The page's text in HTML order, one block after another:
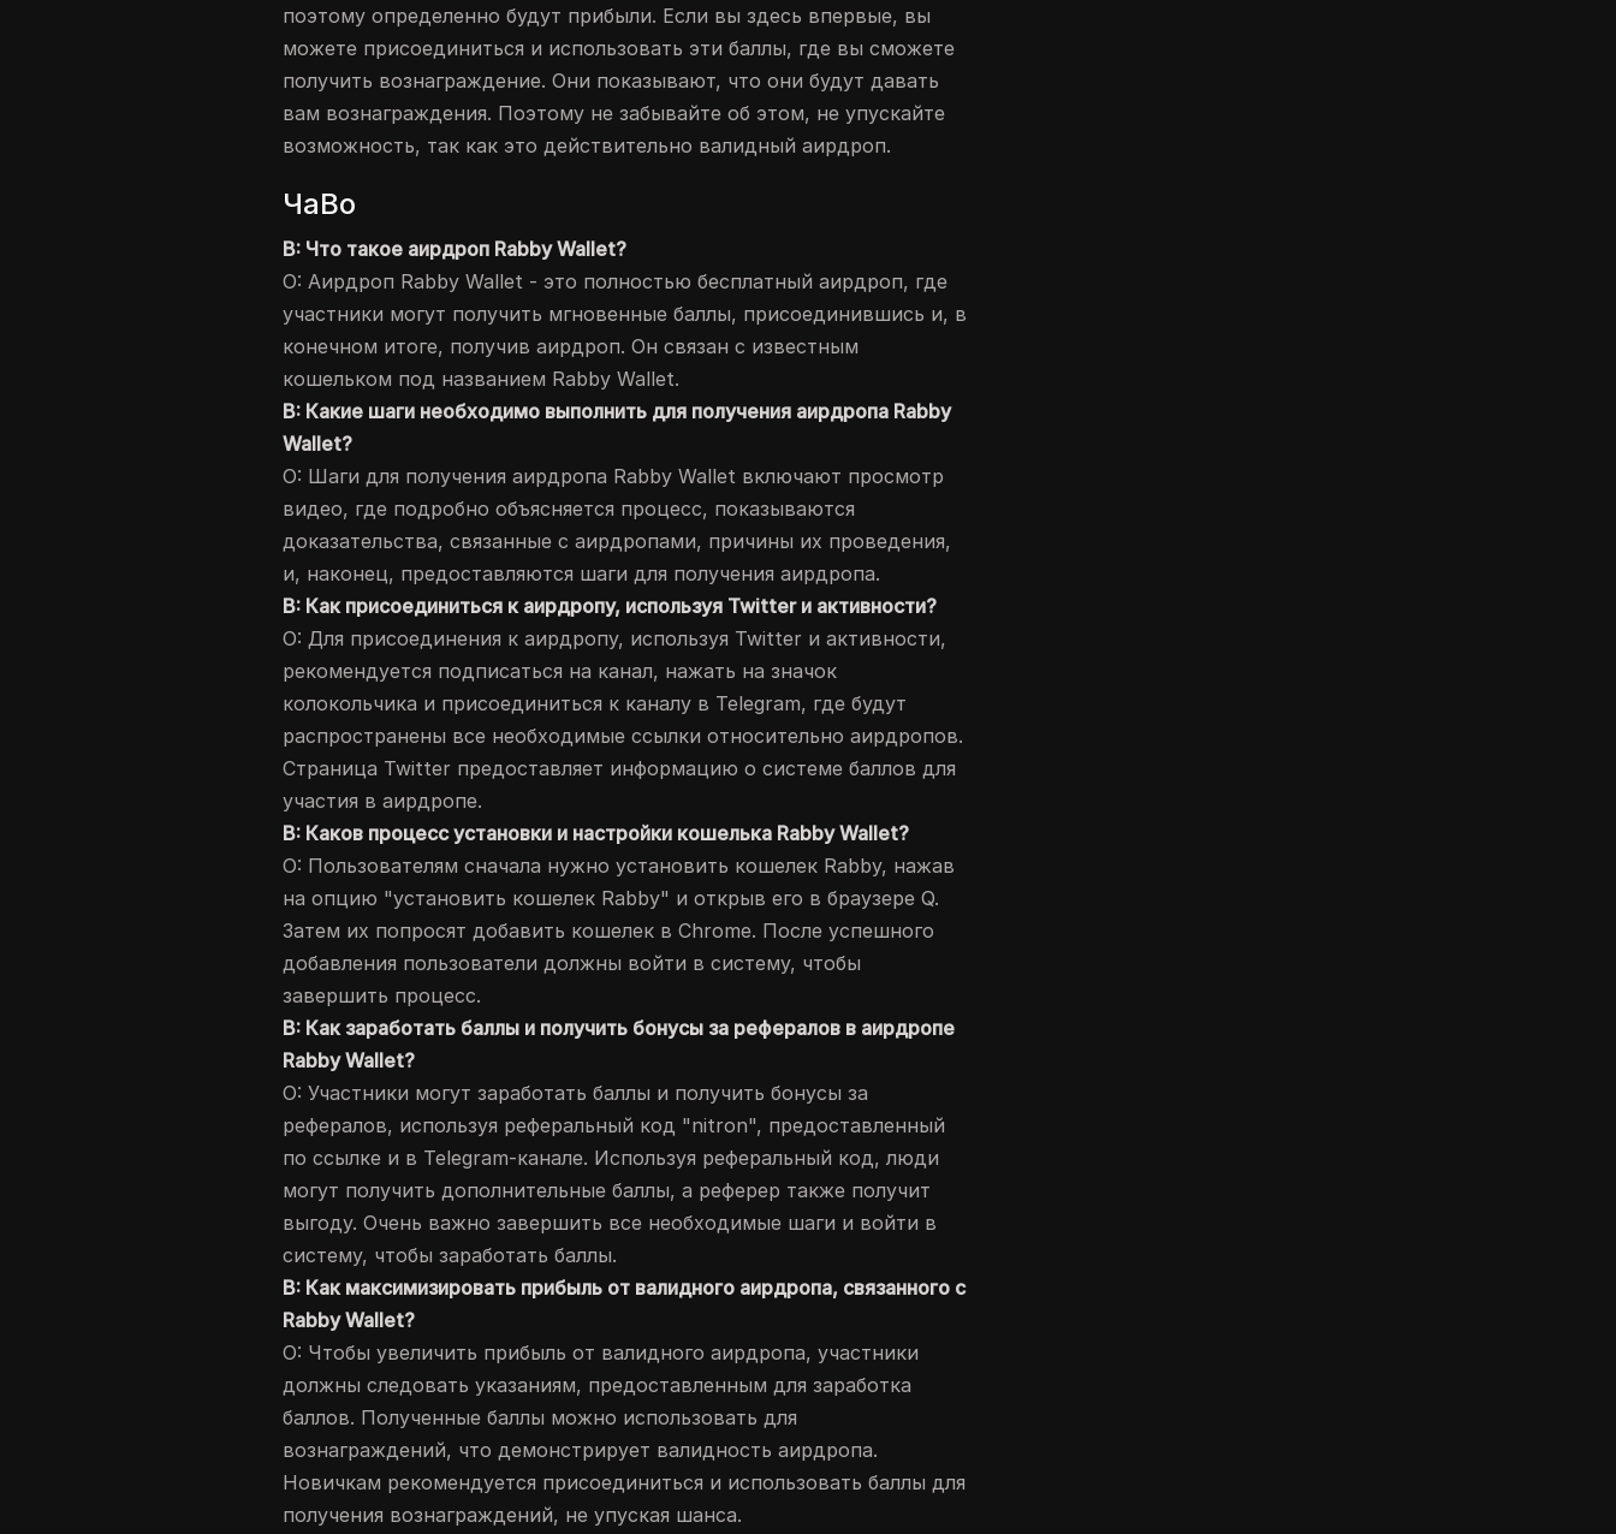
поэтому определенно будут прибыли. Если вы здесь впервые, вы
можете присоединиться и использовать эти баллы, где вы сможете
получить вознаграждение. Они показывают, что они будут давать
вам вознаграждения. Поэтому не забывайте об этом, не упускайте
возможность, так как это действительно валидный аирдроп.
ЧаВо
В: Что такое аирдроп Rabby Wallet?
О: Аирдроп Rabby Wallet - это полностью бесплатный аирдроп, где
участники могут получить мгновенные баллы, присоединившись и, в
конечном итоге, получив аирдроп. Он связан с известным
кошельком под названием Rabby Wallet.
В: Какие шаги необходимо выполнить для получения аирдропа Rabby
Wallet?
О: Шаги для получения аирдропа Rabby Wallet включают просмотр
видео, где подробно объясняется процесс, показываются
доказательства, связанные с аирдропами, причины их проведения,
и, наконец, предоставляются шаги для получения аирдропа.
В: Как присоединиться к аирдропу, используя Twitter и активности?
О: Для присоединения к аирдропу, используя Twitter и активности,
рекомендуется подписаться на канал, нажать на значок
колокольчика и присоединиться к каналу в Telegram, где будут
распространены все необходимые ссылки относительно аирдропов.
Страница Twitter предоставляет информацию о системе баллов для
участия в аирдропе.
В: Каков процесс установки и настройки кошелька Rabby Wallet?
О: Пользователям сначала нужно установить кошелек Rabby, нажав
на опцию "установить кошелек Rabby" и открыв его в браузере Q.
Затем их попросят добавить кошелек в Chrome. После успешного
добавления пользователи должны войти в систему, чтобы
завершить процесс.
В: Как заработать баллы и получить бонусы за рефералов в аирдропе
Rabby Wallet?
О: Участники могут заработать баллы и получить бонусы за
рефералов, используя реферальный код "nitron", предоставленный
по ссылке и в Telegram-канале. Используя реферальный код, люди
могут получить дополнительные баллы, а реферер также получит
выгоду. Очень важно завершить все необходимые шаги и войти в
систему, чтобы заработать баллы.
В: Как максимизировать прибыль от валидного аирдропа, связанного с
Rabby Wallet?
О: Чтобы увеличить прибыль от валидного аирдропа, участники
должны следовать указаниям, предоставленным для заработка
баллов. Полученные баллы можно использовать для
вознаграждений, что демонстрирует валидность аирдропа.
Новичкам рекомендуется присоединиться и использовать баллы для
получения вознаграждений, не упуская шанса.